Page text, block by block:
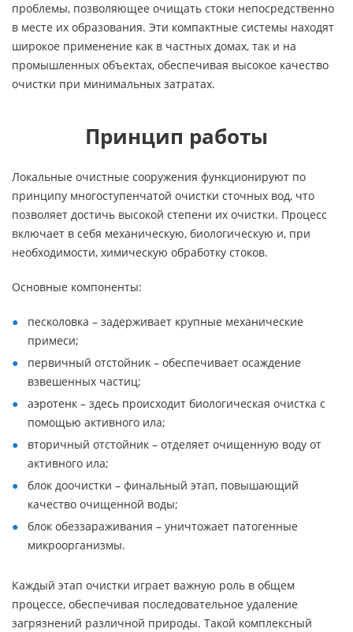
проблемы, позволяющее очищать стоки непосредственно
в месте их образования. Эти компактные системы находят
широкое применение как в частных домах, так и на
промышленных объектах, обеспечивая высокое качество
очистки при минимальных затратах.
Принцип работы
Локальные очистные сооружения функционируют по
принципу многоступенчатой очистки сточных вод, что
позволяет достичь высокой степени их очистки. Процесс
включает в себя механическую, биологическую и, при
необходимости, химическую обработку стоков.
Основные компоненты:
песколовка – задерживает крупные механические
примеси;
первичный отстойник – обеспечивает осаждение
взвешенных частиц;
аэротенк – здесь происходит биологическая очистка с
помощью активного ила;
вторичный отстойник – отделяет очищенную воду от
активного ила;
блок доочистки – финальный этап, повышающий
качество очищенной воды;
блок обеззараживания – уничтожает патогенные
микроорганизмы.
Каждый этап очистки играет важную роль в общем
процессе, обеспечивая последовательное удаление
загрязнений различной природы. Такой комплексный